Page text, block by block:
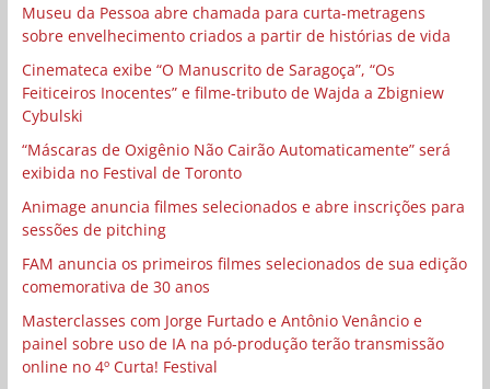
Museu da Pessoa abre chamada para curta-metragens
sobre envelhecimento criados a partir de histórias de vida
Cinemateca exibe “O Manuscrito de Saragoça”, “Os
Feiticeiros Inocentes” e filme-tributo de Wajda a Zbigniew
Cybulski
“Máscaras de Oxigênio Não Cairão Automaticamente” será
exibida no Festival de Toronto
Animage anuncia filmes selecionados e abre inscrições para
sessões de pitching
FAM anuncia os primeiros filmes selecionados de sua edição
comemorativa de 30 anos
Masterclasses com Jorge Furtado e Antônio Venâncio e
painel sobre uso de IA na pó-produção terão transmissão
online no 4º Curta! Festival